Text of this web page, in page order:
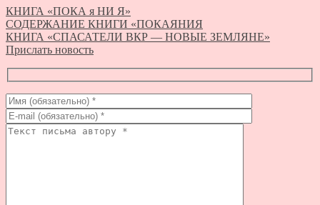
КНИГА «ПОКА я НИ Я»
СОДЕРЖАНИЕ КНИГИ «ПОКАЯНИЯ
КНИГА «СПАСАТЕЛИ ВКР — НОВЫЕ ЗЕМЛЯНЕ»
Прислать новость